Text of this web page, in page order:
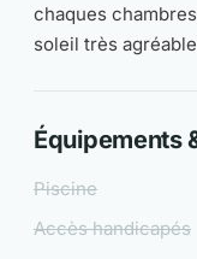
chaques
soleil très
Équipements
Piscine
Accès handicapés